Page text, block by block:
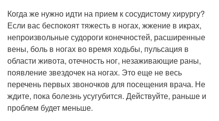
Когда же нужно идти на прием к сосудистому хирургу?
Если вас беспокоят тяжесть в ногах, жжение в икрах,
непроизвольные судороги конечностей, расширенные
вены, боль в ногах во время ходьбы, пульсация в
области живота, отечность ног, незаживающие раны,
появление звездочек на ногах. Это еще не весь
перечень первых звоночков для посещения врача. Не
ждите, пока болезнь усугубится. Действуйте, раньше и
проблем будет меньше.